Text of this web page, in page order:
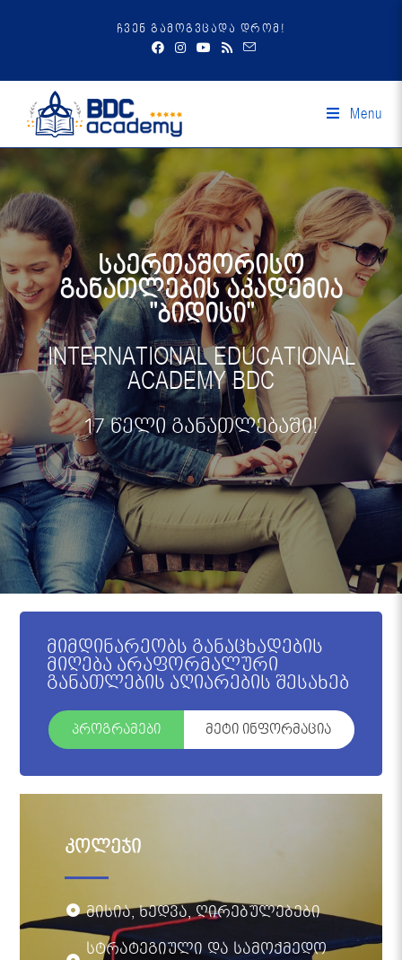
ჩვენ გამოგვცადა დრომ!
Menu
საერთაშორისო
განათლების აკადემია
"ბიდისი"
INTERNATIONAL EDUCATIONAL
ACADEMY BDC
17 წელი განათლებაში!
მიმდინარეობს განაცხადების
მიღება არაფორმალური
განათლების აღიარების შესახებ
პროგრამები მეტი ინფორმაცია
კოლეჯი
მისია, ხედვა, ღირებულებები
სტრატეგიული და სამოქმედო